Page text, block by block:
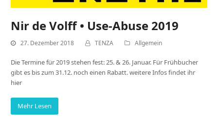
Nir de Volff • Use-Abuse 2019
27. Dezember 2018 TENZA Allgemein
Die Termine für 2019 stehen fest: 25. & 26. Januar. Für Frühbucher
gibt es bis zum 31.12. noch einen Rabatt. weitere Infos findet ihr
hier
Mehr Lesen